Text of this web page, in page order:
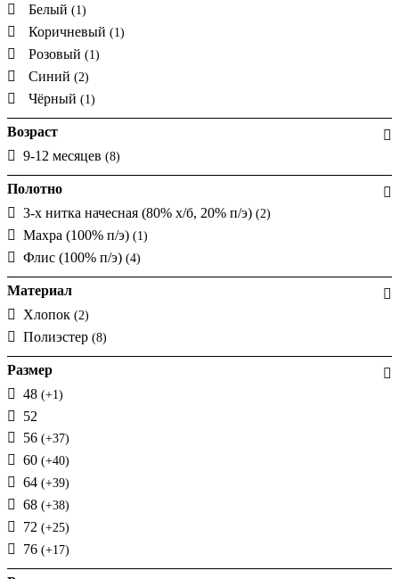
Белый (1)
Коричневый (1)
Розовый (1)
Синий (2)
Чёрный (1)
Возраст
9-12 месяцев (8)
Полотно
3-х нитка начесная (80% х/б, 20% п/э) (2)
Махра (100% п/э) (1)
Флис (100% п/э) (4)
Материал
Хлопок (2)
Полиэстер (8)
Размер
48 (+1)
52
56 (+37)
60 (+40)
64 (+39)
68 (+38)
72 (+25)
76 (+17)